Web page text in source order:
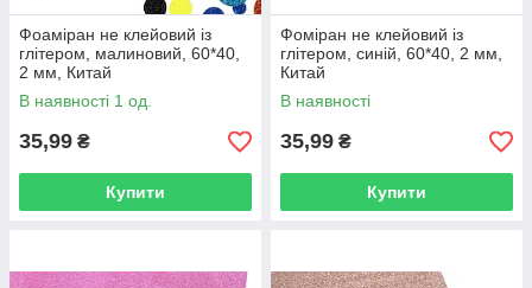
Фоаміран не клейовий із
глітером, малиновий, 60*40,
2 мм, Китай
В наявності 1 од.
35,99 ₴
Купити
Фоміран не клейовий із
глітером, синій, 60*40, 2 мм,
Китай
В наявності
35,99 ₴
Купити